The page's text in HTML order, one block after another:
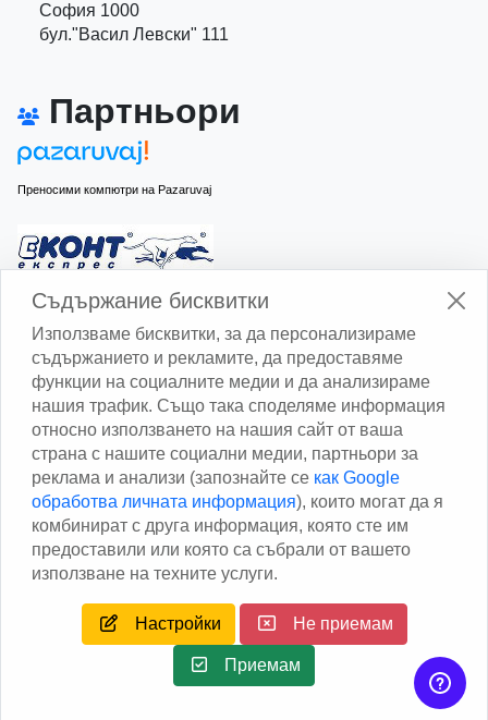
София 1000
бул."Васил Левски" 111
Партньори
Преносими компютри на Pazaruvaj
Изчисли доставката с Еконт
Изчисли доставката със Спиди
Facebook
Съдържание бисквитки
Използваме бисквитки, за да персонализираме
съдържанието и рекламите, да предоставяме
функции на социалните медии и да анализираме
нашия трафик. Също така споделяме информация
относно използването на нашия сайт от ваша
страна с нашите социални медии, партньори за
реклама и анализи (запознайте се как Google
обработва личната информация), които могат да я
комбинират с друга информация, която сте им
предоставили или която са събрали от вашето
използване на техните услуги.
Настройки Не приемам
Приемам
Copyright © 2013 - 2026Дейтаком ООДAuthor
rights reserved.